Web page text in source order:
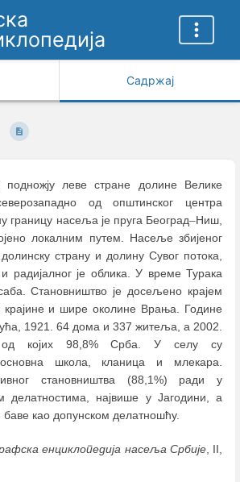
Садржај
леве стране долине Велике
од општинског центра
границу насеља је пруга Београд–Ниш,
локалним путем. Насеље збијеног
страну и долину Сувог потока,
радијалног је облика. У време Турака
Становништво је досељено крајем
крајине и шире околине Врања. Године
1921. 64 дома и 337 житеља, а 2002.
од којих 98,8% Срба. У селу су
основна школа, кланица и млекара.
становништва (88,1%) ради у
делатностима, највише у Јагодини, а
као допунском делатношћу.
енциклопедија насеља Србије, II,